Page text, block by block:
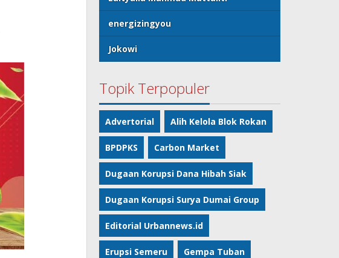
energizingyou
Jokowi
Topik Terpopuler
Advertorial Alih Kelola Blok Rokan
BPDPKS Carbon Market
Dugaan Korupsi Dana Hibah Siak
Dugaan Korupsi Surya Dumai Group
Editorial Urbannews.id
Erupsi Semeru Gempa Tuban